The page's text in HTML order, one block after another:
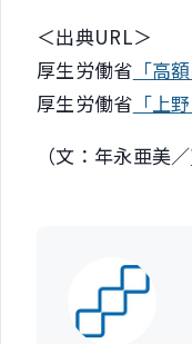
＜出典URL＞
厚生労働省 「高
厚生労働省 「上
（文：年永亜美／